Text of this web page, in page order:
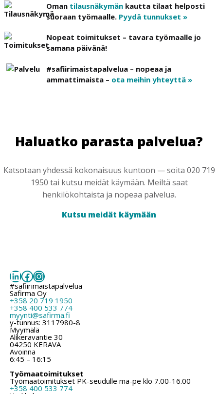
Oman tilausnäkymän kautta tilaat helposti
suoraan työmaalle. Pyydä tunnukset »
Nopeat toimitukset – tavara työmaalle jo
samana päivänä!
#safiirimaistapalvelua – nopeaa ja
ammattimaista – ota meihin yhteyttä »
Haluatko parasta palvelua?
Katsotaan yhdessä kokonaisuus kuntoon — soita 020 719
1950 tai kutsu meidät käymään. Meiltä saat
henkilökohtaista ja nopeaa palvelua.
Kutsu meidät käymään
LinkedIn
Facebook
Instagram
#safiirimaistapalvelua
Safirma Oy
+358 20 719 1950
+358 400 533 774
myynti@safirma.fi
y-tunnus: 3117980-8
Myymälä
Alikeravantie 30
04250 KERAVA
Avoinna
6:45 – 16:15
Työmaatoimitukset
Työmaatoimitukset PK-seudulle ma-pe klo 7.00-16.00
+358 400 533 774